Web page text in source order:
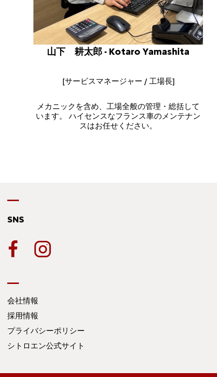
山下 耕太郎 - Kotaro Yamashita
[サービスマネージャー / 工場長]
メカニックを含め、工場全般の管理・総括して
います。 ハイセンスなフランス車のメンテナン
スはお任せください。
SNS
会社情報
採用情報
プライバシーポリシー
シトロエン公式サイト